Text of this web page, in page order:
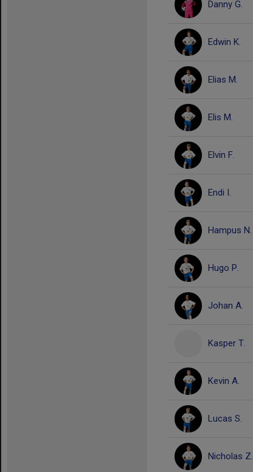
Danny G.
Edwin K.
Elias M.
Elis M.
Elvin F.
Endi I.
Hampus N.
Hugo P.
Johan A.
Kasper T.
Kevin A.
Lucas S.
Nicholas Z.